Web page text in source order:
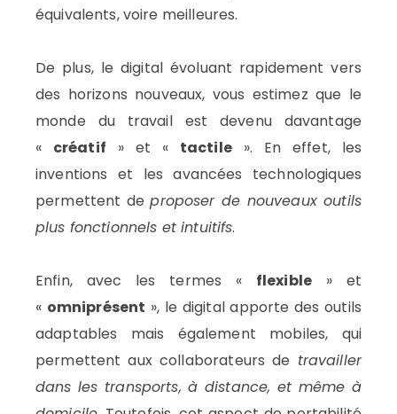
équivalents, voire meilleures.
De plus, le digital évoluant rapidement vers
des horizons nouveaux, vous estimez que le
monde du travail est devenu davantage
« créatif » et « tactile». En effet, les
inventions et les avancées technologiques
permettent deproposer de nouveaux outils
plus fonctionnels et intuitifs.
Enfin, avec les termes « flexible » et
« omniprésent », le digital apporte des outils
adaptables mais également mobiles, qui
permettent aux collaborateurs de travailler
dans les transports, à distance, et même à